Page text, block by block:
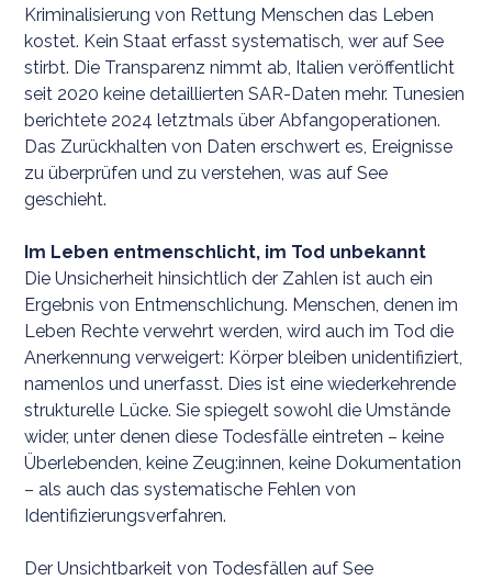
Kriminalisierung von Rettung Menschen das Leben
kostet. Kein Staat erfasst systematisch, wer auf See
stirbt. Die Transparenz nimmt ab, Italien veröffentlicht
seit 2020 keine detaillierten SAR-Daten mehr. Tunesien
berichtete 2024 letztmals über Abfangoperationen.
Das Zurückhalten von Daten erschwert es, Ereignisse
zu überprüfen und zu verstehen, was auf See
geschieht.
Im Leben entmenschlicht, im Tod unbekannt
Die Unsicherheit hinsichtlich der Zahlen ist auch ein
Ergebnis von Entmenschlichung. Menschen, denen im
Leben Rechte verwehrt werden, wird auch im Tod die
Anerkennung verweigert: Körper bleiben unidentifiziert,
namenlos und unerfasst. Dies ist eine wiederkehrende
strukturelle Lücke. Sie spiegelt sowohl die Umstände
wider, unter denen diese Todesfälle eintreten – keine
Überlebenden, keine Zeug:innen, keine Dokumentation
– als auch das systematische Fehlen von
Identifizierungsverfahren.
Der Unsichtbarkeit von Todesfällen auf See